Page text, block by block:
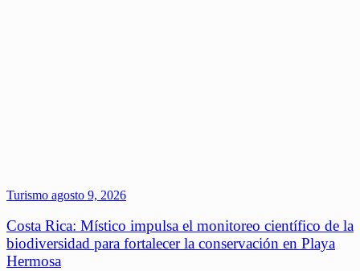
Turismo agosto 9, 2026
Costa Rica: Místico impulsa el monitoreo científico de la
biodiversidad para fortalecer la conservación en Playa
Hermosa